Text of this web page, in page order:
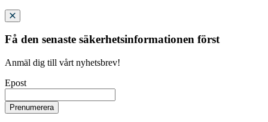
Få den senaste säkerhetsinformationen först
Anmäl dig till vårt nyhetsbrev!
Epost
Prenumerera